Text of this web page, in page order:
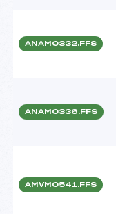
ANAM0332.FFS
ANAM0336.FFS
AMVM0541.FFS